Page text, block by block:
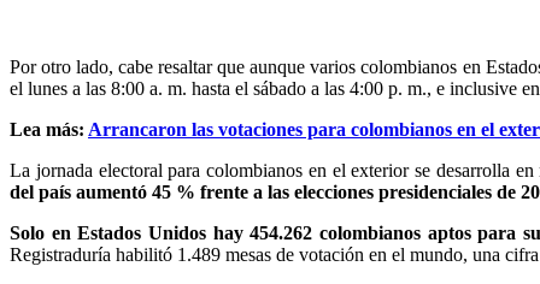
Por otro lado, cabe resaltar que aunque varios colombianos en
el lunes a las 8:00 a. m. hasta el sábado a las 4:00 p. m., e inclusive
Lea más: Arrancaron las votaciones para colombianos en el
La jornada electoral para colombianos en el exterior se desarrolla
del país aumentó 45 % frente a las elecciones presidenciales de
Solo en Estados Unidos hay 454.262 colombianos aptos para
Registraduría habilitó 1.489 mesas de votación en el mundo, una